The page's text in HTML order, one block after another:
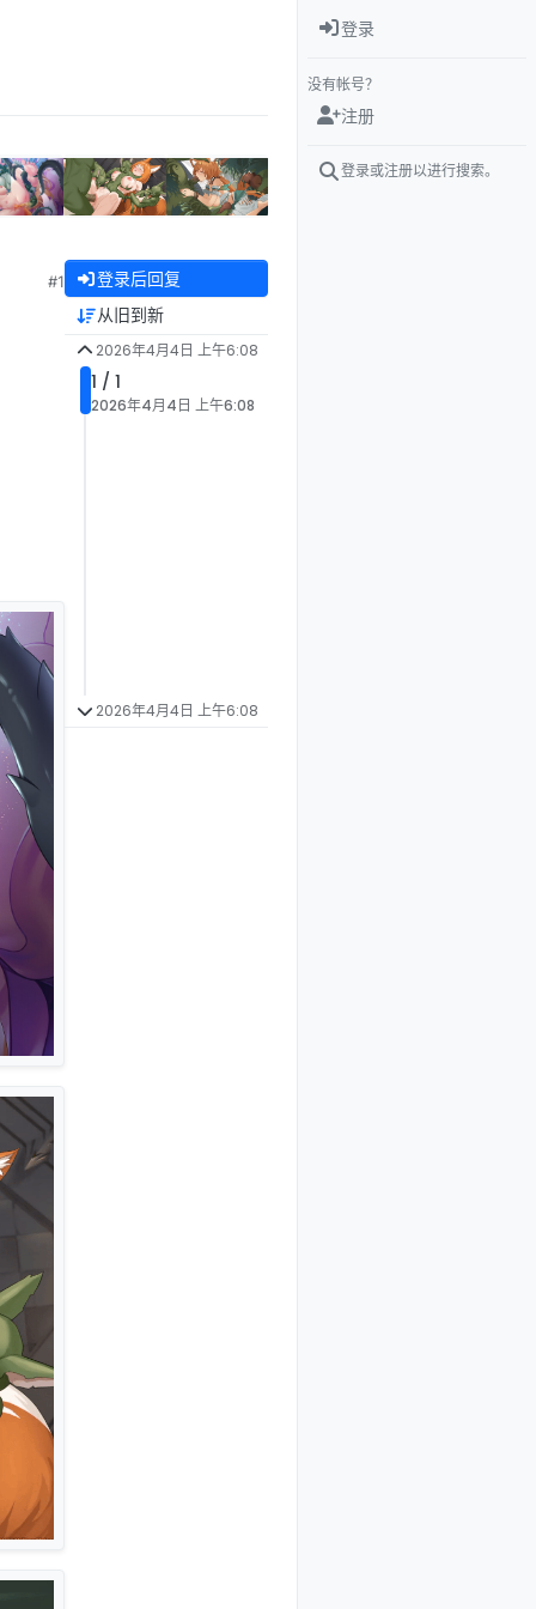
#1 登录后回复
从旧到新
2026年4月4日 上午6:08
1 / 1
2026年4月4日 上午6:08
2026年4月4日 上午6:08
登录
没有帐号？
注册
登录或注册以进行搜索。